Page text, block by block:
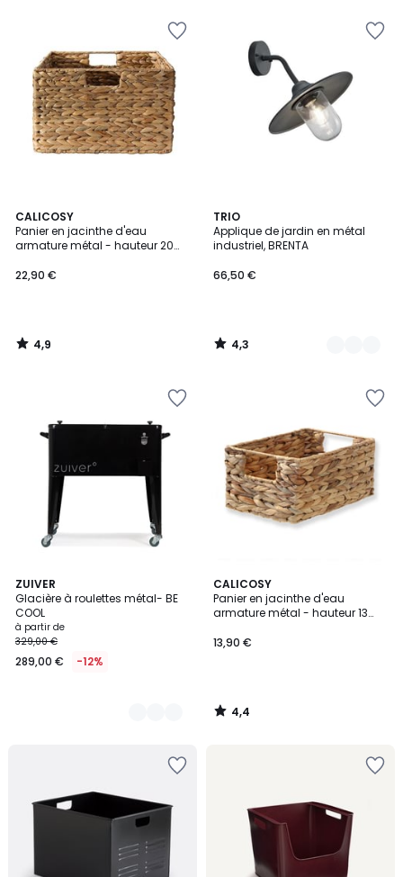
CALICOSY
Panier en jacinthe d'eau
armature métal - hauteur 20
22,90 €
4,9
/ 5
4,9
/
TRIO
Applique de jardin en métal
industriel, BRENTA
66,50 €
4,3
/ 5
2
Couleurs
4,3
/
ZUIVER
Glacière à roulettes métal- BE
COOL
à partir de
329,00 €
289,00 € -12%
3
Couleurs
CALICOSY
Panier en jacinthe d'eau
armature métal - hauteur 13
13,90 €
4,4
/ 5
4,4
/